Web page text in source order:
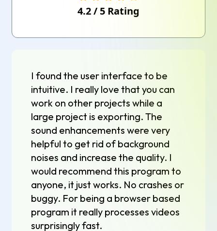
4.2/ 5 Rating
I found the user interface to be
intuitive. I really love that you can
work on other projects while a
large project is exporting. The
sound enhancements were very
helpful to get rid of background
noises and increase the quality. I
would recommend this program to
anyone, it just works. No crashes or
buggy. For being a browser based
program it really processes videos
surprisingly fast.